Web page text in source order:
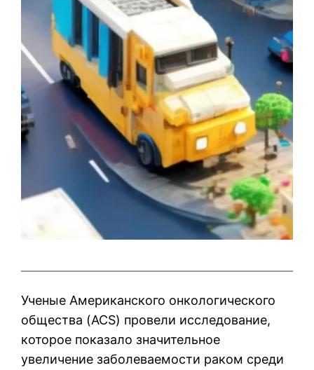
Ученые Американского онкологического
общества (ACS) провели исследование,
которое показало значительное
увеличение заболеваемости раком среди